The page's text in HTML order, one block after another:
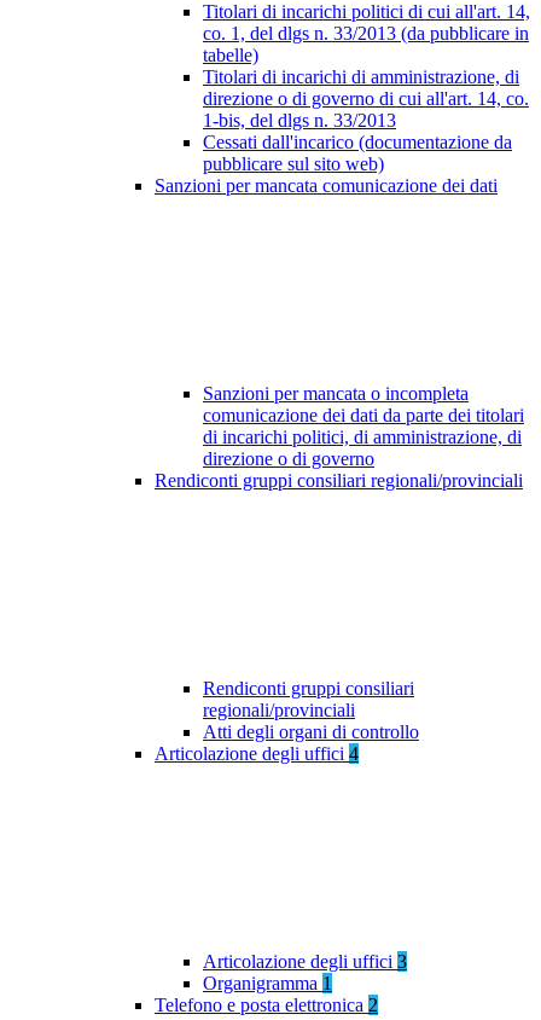
Titolari di incarichi politici di cui all'art. 14,
co. 1, del dlgs n. 33/2013 (da pubblicare in
tabelle)
Titolari di incarichi di amministrazione, di
direzione o di governo di cui all'art. 14, co.
1-bis, del dlgs n. 33/2013
Cessati dall'incarico (documentazione da
pubblicare sul sito web)
Sanzioni per mancata comunicazione dei dati
Sanzioni per mancata o incompleta
comunicazione dei dati da parte dei titolari
di incarichi politici, di amministrazione, di
direzione o di governo
Rendiconti gruppi consiliari regionali/provinciali
Rendiconti gruppi consiliari
regionali/provinciali
Atti degli organi di controllo
Articolazione degli uffici 4
Articolazione degli uffici 3
Organigramma 1
Telefono e posta elettronica 2